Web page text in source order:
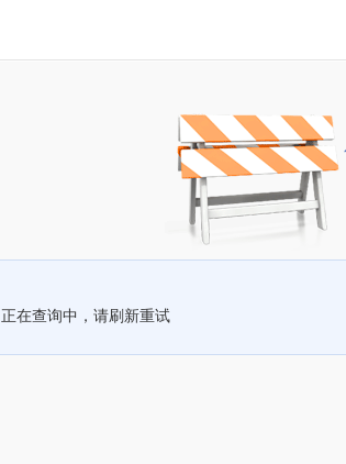
正在查询中，请刷新重试